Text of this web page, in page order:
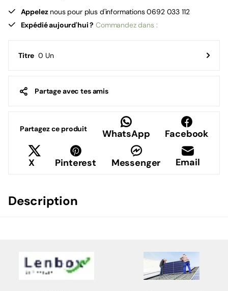
Appeleznous pour plus d'informations 0692 033 112
Expédié aujourd'hui ? Commandez dans :
Titre 0 Un
Partage avec tes amis
Partagez ce produit WhatsApp Facebook
X Pinterest Messenger Email
Description